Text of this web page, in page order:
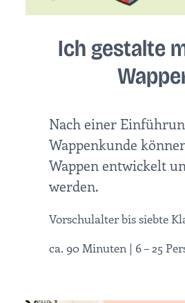
Ich gestalte
Nach einer
Wappenkunde
Wappen entwickelt
werden.
Vorschulalter bis siebte
ca. 90 Minuten | 6 – 25